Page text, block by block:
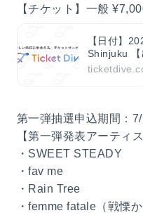
【チケット】一般
【日付】
Shinjuku 【
me / Rain
第一弾抽選申込期間：
【第一弾発表アーティス
・SWEET STEADY
・fav me
・Rain Tree
・femme fatale（戦慄